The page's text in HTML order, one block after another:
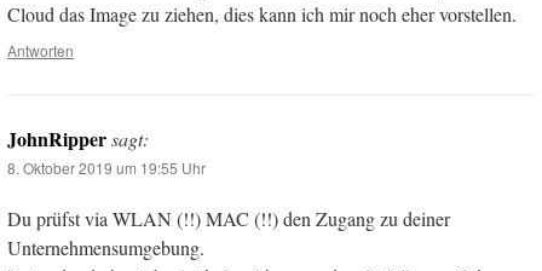
Cloud das Image zu ziehen, dies kann ich mir noch eher vorstellen.
Antworten
JohnRippersagt:
8. Oktober 2019 um 19:55 Uhr
Du prüfst via WLAN (!!) MAC (!!) den Zugang zu deiner
Unternehmensumgebung.